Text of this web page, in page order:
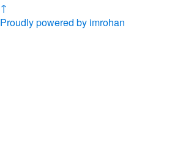
↑
Proudly powered by imrohan